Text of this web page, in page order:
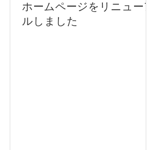
ホームページをリニューア
ルしました